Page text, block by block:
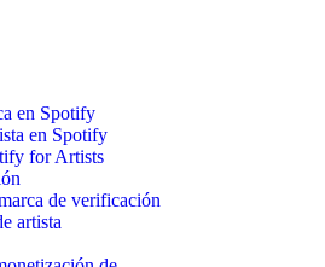
en Spotify
en Spotify
for Artists
de verificación
artista